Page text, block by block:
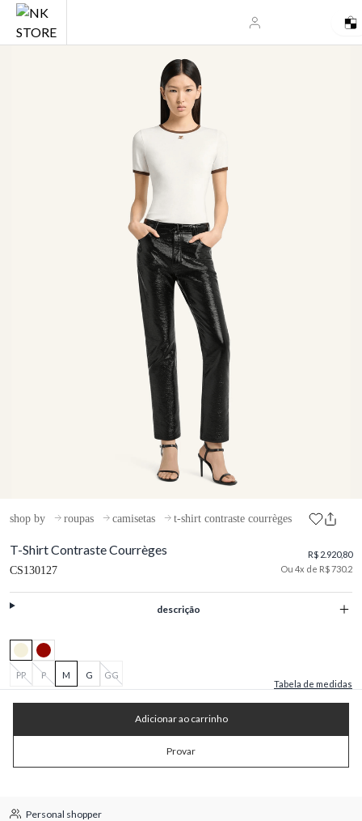
shop by roupas camisetas t-shirt contraste courrèges
T-Shirt Contraste Courrèges
CS130127
R$ 2.920,80
Ou 4x de R$ 730.2
descrição
PP P M G
GG
Tabela de medidas
Adicionar ao carrinho
Provar
Personal shopper